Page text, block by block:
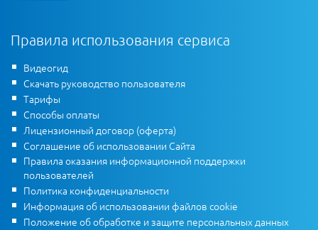
Правила использования сервиса
Видеогид
Скачать руководство пользователя
Тарифы
Способы оплаты
Лицензионный договор (оферта)
Соглашение об использовании Сайта
Правила оказания информационной поддержки
пользователей
Политика конфиденциальности
Информация об использовании файлов cookie
Положение об обработке и защите персональных данных